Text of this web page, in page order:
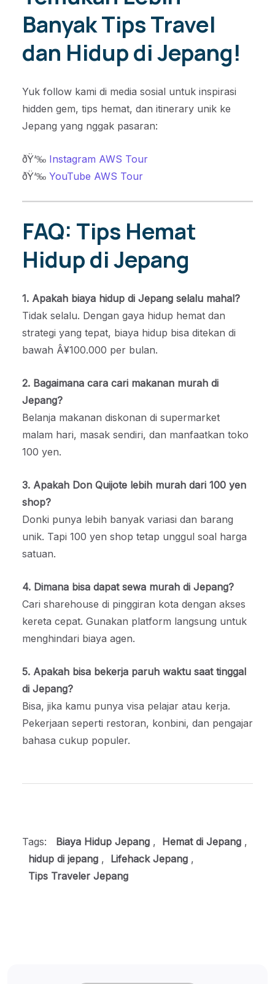
Banyak Tips Travel
dan Hidup di Jepang!
Yuk follow kami di media sosial untuk inspirasi
hidden gem, tips hemat, dan itinerary unik ke
Jepang yang nggak pasaran:
ðŸ‘‰ Instagram AWS Tour
ðŸ‘‰ YouTube AWS Tour
FAQ: Tips Hemat
Hidup di Jepang
1. Apakah biaya hidup di Jepang selalu mahal?
Tidak selalu. Dengan gaya hidup hemat dan
strategi yang tepat, biaya hidup bisa ditekan di
bawah Â¥100.000 per bulan.
2. Bagaimana cara cari makanan murah di
Jepang?
Belanja makanan diskonan di supermarket
malam hari, masak sendiri, dan manfaatkan toko
100 yen.
3. Apakah Don Quijote lebih murah dari 100 yen
shop?
Donki punya lebih banyak variasi dan barang
unik. Tapi 100 yen shop tetap unggul soal harga
satuan.
4. Dimana bisa dapat sewa murah di Jepang?
Cari sharehouse di pinggiran kota dengan akses
kereta cepat. Gunakan platform langsung untuk
menghindari biaya agen.
5. Apakah bisa bekerja paruh waktu saat tinggal
di Jepang?
Bisa, jika kamu punya visa pelajar atau kerja.
Pekerjaan seperti restoran, konbini, dan pengajar
bahasa cukup populer.
Tags: Biaya Hidup Jepang , Hemat di Jepang ,
hidup di jepang , Lifehack Jepang ,
Tips Traveler Jepang